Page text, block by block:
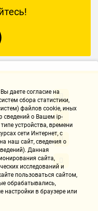
даете согласие на
сбора статистики,
файлов cookie, иных
сведений о Вашем ip-
устройства, времени
сети Интернет, с
наш сайт, сведения о
Данная
сайта,
исследований и
пользоваться сайтом,
обрабатывались,
настройки в браузере или